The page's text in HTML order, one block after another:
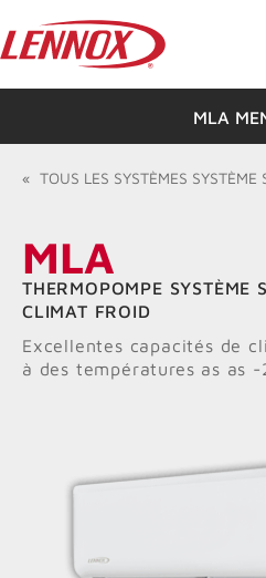
MLA
Aperçu
Évaluations
Trouver un dépositaire
« TOUS LES SYSTÈMES
MLA
THERMOPOMPE SYSTÈME
CLIMAT FROID
Excellentes capacités de
à des températures as as -